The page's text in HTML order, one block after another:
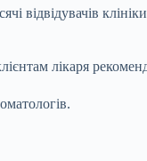
лікаря